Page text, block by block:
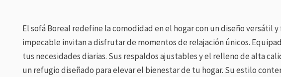
El sofá Boreal redefine la comodidad en el hogar con un diseño versátil
impecable invitan a disfrutar de momentos de relajación únicos.
tus necesidades diarias. Sus respaldos ajustables y el relleno de alta
un refugio diseñado para elevar el bienestar de tu hogar. Su estilo